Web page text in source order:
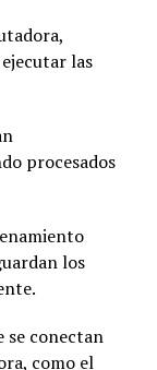
las
procesados
los
se conectan
como el